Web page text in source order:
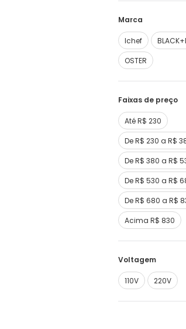
Marca
Ichef
OSTER
Faixas de preço
Até R$ 230
De R$ 230 a R$
De R$ 380 a R$
De R$ 530 a R$
De R$ 680 a R$
Acima R$ 830
Voltagem
110V 220V